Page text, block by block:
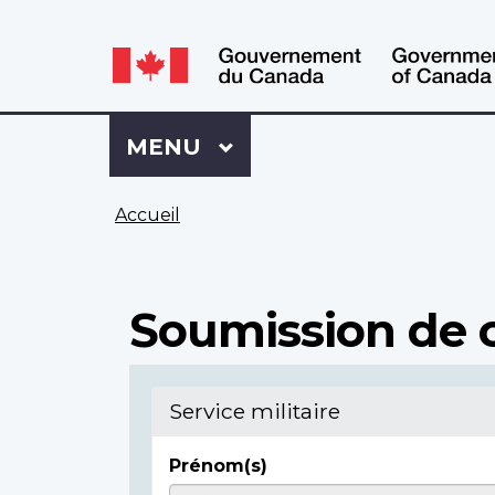
Language
switcher
Language
switcher
Se
connecter
à
Dossier
Menu
MENU PRINCIPAL
Accueil
Soumission de
Service militaire
Prénom(s)